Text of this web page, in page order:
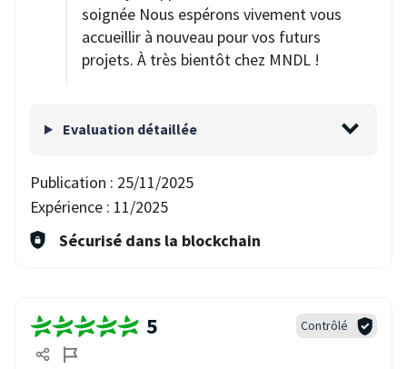
soignée Nous espérons vivement vous
accueillir à nouveau pour vos futurs
projets. À très bientôt chez MNDL !
Evaluation détaillée
Publication : 25/11/2025
Expérience : 11/2025
Sécurisé dans la blockchain
5 Contrôlé